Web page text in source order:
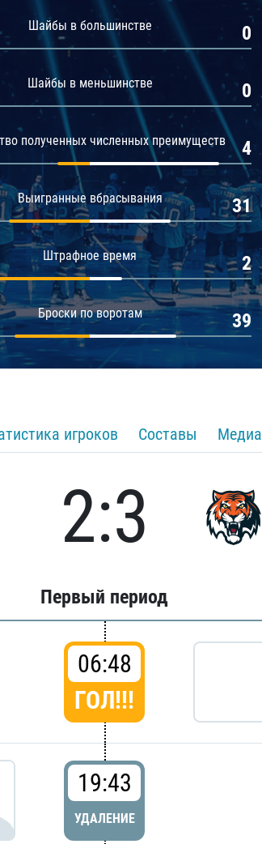
Шайбы в большинстве 0
Шайбы в меньшинстве 0
полученных численных преимуществ 4
Выигранные вбрасывания 31
Штрафное время 2
Броски по воротам 39
игроков Составы Медиа
2:3
Первый период
06:48
ГОЛ!!!
19:43
УДАЛЕНИЕ